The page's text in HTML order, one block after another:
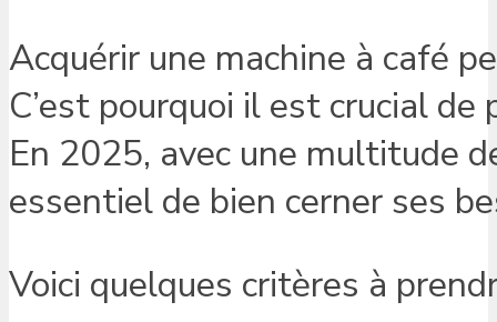
Acquérir une machine à café
C’est pourquoi il est crucial
En 2025, avec une multitude
essentiel de bien cerner ses
Voici quelques critères à